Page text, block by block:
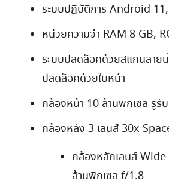
ระบบปฏิบัติการ Android
หน่วยความจำ RAM 8 GB,
ระบบปลดล็อคด้วยสแกนลาย
ปลดล็อคด้วยใบหน้า
กล้องหน้า 10 ล้านพิกเซล รูรั
กล้องหลัง 3 เลนส์ 30x
กล้องหลักเลนส์ Wide
ล้านพิกเซล f/1.8